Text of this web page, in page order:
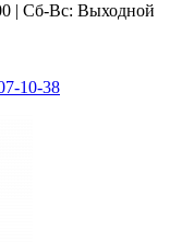
| Сб-Вс: Выходной
10-38